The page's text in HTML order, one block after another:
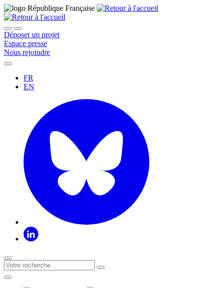
Déposer un projet
Espace presse
Nous rejoindre
FR
EN